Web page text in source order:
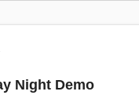
Night Demo